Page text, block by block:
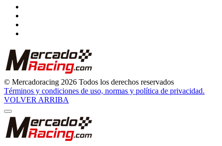
© Mercadoracing 2026 Todos los derechos reservados
Términos y condiciones de uso, normas y política de privacidad.
VOLVER ARRIBA